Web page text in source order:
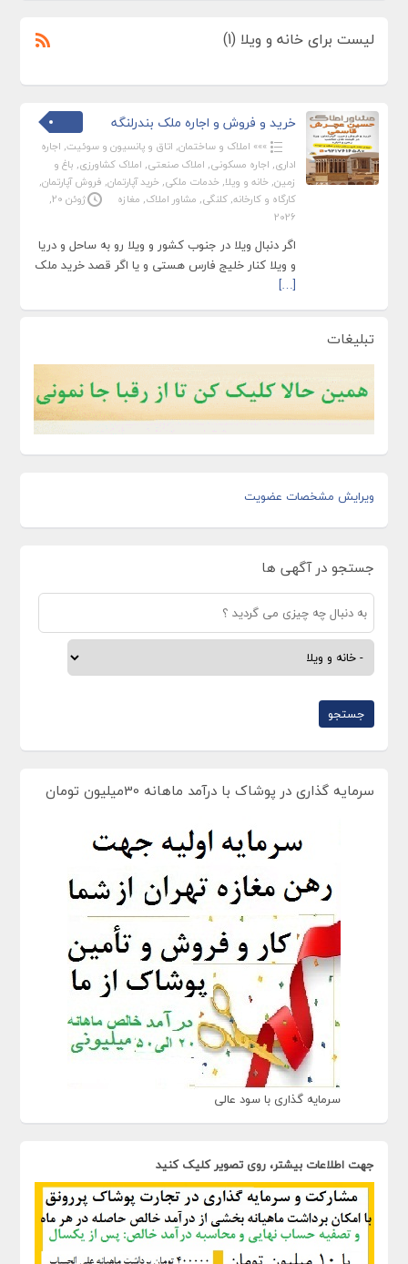
لیست برای خانه و ویلا (1)
خرید و فروش و اجاره ملک بندرلنگه
»»» املاک و ساختمان, اتاق و پانسیون و سوئیت, اجاره
اداری, اجاره مسکونی, املاک صنعتی, املاک کشاورزی, باغ و
زمین, خانه و ویلا, خدمات ملکی, خرید آپارتمان, فروش آپارتمان,
کارگاه و کارخانه, کلنگی, مشاور املاک, مغازه
ژوئن 20,
2026
اگر دنبال ویلا در جنوب کشور و ویلا رو به ساحل و دریا
و ویلا کنار خلیج فارس هستی و یا اگر قصد خرید ملک
[…]
تبلیغات
ویرایش مشخصات عضویت
جستجو در آگهی ها
سرمایه گذاری در پوشاک با درآمد ماهانه 30میلیون تومان
سرمایه گذاری با سود عالی
جهت اطلاعات بیشتر، روی تصویر کلیک کنید